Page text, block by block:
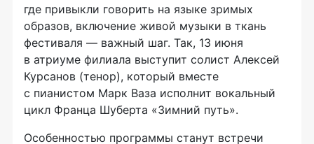
где привыкли говорить на языке зримых
образов, включение живой музыки в ткань
фестиваля — важный шаг. Так, 13 июня
в атриуме филиала выступит солист Алексей
Курсанов (тенор), который вместе
с пианистом Марк Ваза исполнит вокальный
цикл Франца Шуберта «Зимний путь».
Особенностью программы станут встречи